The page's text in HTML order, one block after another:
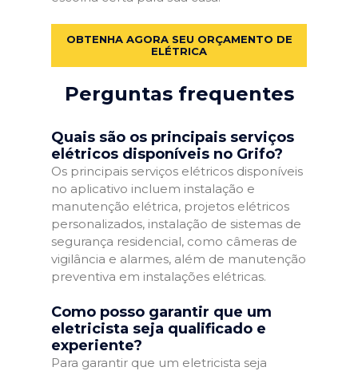
OBTENHA AGORA SEU ORÇAMENTO DE
ELÉTRICA
Perguntas frequentes
Quais são os principais serviços
elétricos disponíveis no Grifo?
Os principais serviços elétricos disponíveis
no aplicativo incluem instalação e
manutenção elétrica, projetos elétricos
personalizados, instalação de sistemas de
segurança residencial, como câmeras de
vigilância e alarmes, além de manutenção
preventiva em instalações elétricas.
Como posso garantir que um
eletricista seja qualificado e
experiente?
Para garantir que um eletricista seja